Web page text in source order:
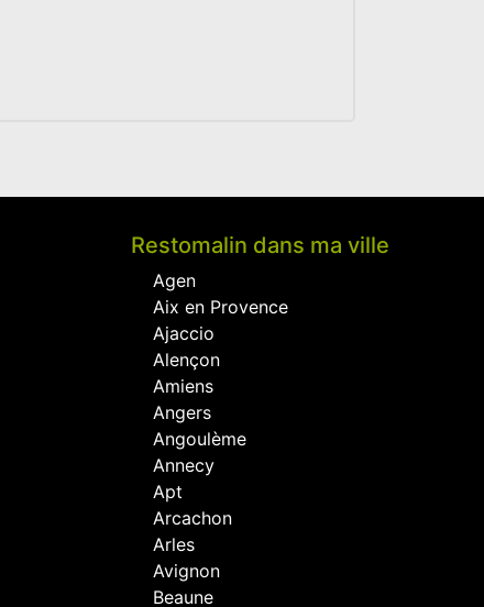
Restomalin dans ma ville
Agen
Aix en Provence
Ajaccio
Alençon
Amiens
Angers
Angoulème
Annecy
Apt
Arcachon
Arles
Avignon
Beaune